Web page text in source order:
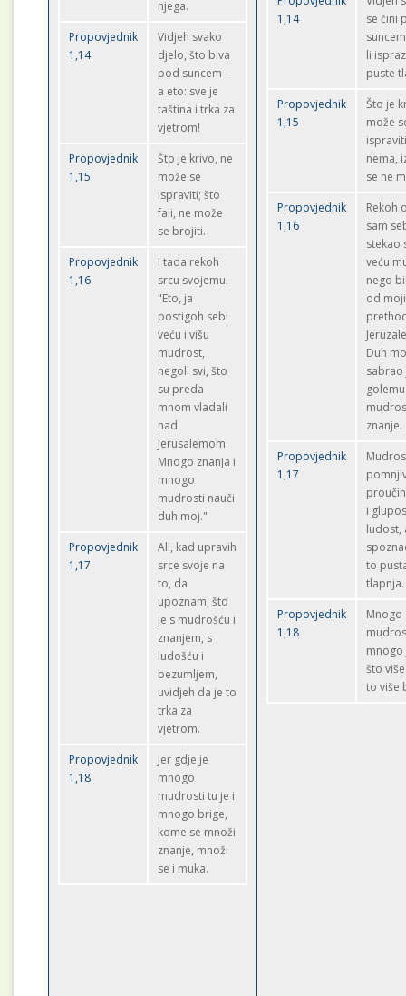
njega.
Propovjednik
1,14
Vidjeh svako
djelo, što biva
pod suncem -
a eto: sve je
taština i trka za
vjetrom!
Propovjednik
1,15
Što je krivo, ne
može se
ispraviti; što
fali, ne može
se brojiti.
Propovjednik
1,16
I tada rekoh
srcu svojemu:
"Eto, ja
postigoh sebi
veću i višu
mudrost,
negoli svi, što
su preda
mnom vladali
nad
Jerusalemom.
Mnogo znanja i
mnogo
mudrosti nauči
duh moj."
Propovjednik
1,17
Ali, kad upravih
srce svoje na
to, da
upoznam, što
je s mudrošću i
znanjem, s
ludošću i
bezumljem,
uvidjeh da je to
trka za
vjetrom.
Propovjednik
1,18
Jer gdje je
mnogo
mudrosti tu je i
mnogo brige,
kome se množi
znanje, množi
se i muka.
1,14
se čini
li
puste
Propovjednik
1,15
Što je
može
nema,
se ne
Propovjednik
1,16
Rekoh
sam
stekao
veću
nego
od
Duh
sabrao
golemu
znanje.
Propovjednik
1,17
i
ludost,
to
tlapnja.
Propovjednik
1,18
Mnogo
mnogo
što
to više